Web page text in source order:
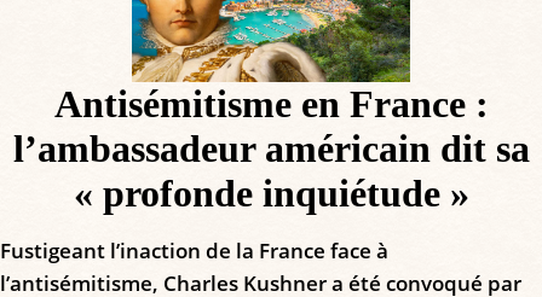
Antisémitisme en France :
l’ambassadeur américain dit sa
« profonde inquiétude »
Fustigeant l’inaction de la France face à
l’antisémitisme, Charles Kushner a été convoqué par